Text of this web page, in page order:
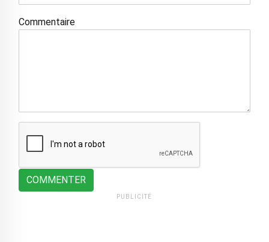
Commentaire
COMMENTER
PUBLICITÉ